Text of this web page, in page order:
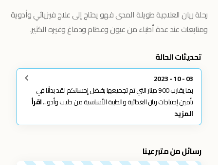
رحلة ريان العلاجية طويلة المدى فهو يحتاج إلى علاج فيزيائي وأدوية
ومتابعات عند عدة أطباء من عيون وعظام ودماغ وغيره الكثير.
تحديثات الحالة
03 - 10 - 2023
بما يقارب 900 دينار التي تم تجميعها بفضل إحسانكم لقد بدأنا في
تأمين إحتياجات ريان الغذائية والطبية الأساسية من حليب وأدو...اقرأ
المزيد
رسائل من متبرعينا